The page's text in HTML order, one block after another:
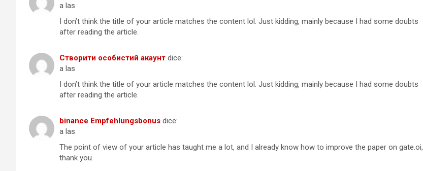
a las
I don’t think the title of your article matches the content lol. Just kidding, mainly because I had some doubts
after reading the article.
Створити особистий акаунт dice:
a las
I don’t think the title of your article matches the content lol. Just kidding, mainly because I had some doubts
after reading the article.
binance Empfehlungsbonus dice:
a las
The point of view of your article has taught me a lot, and I already know how to improve the paper on gate.oi,
thank you.